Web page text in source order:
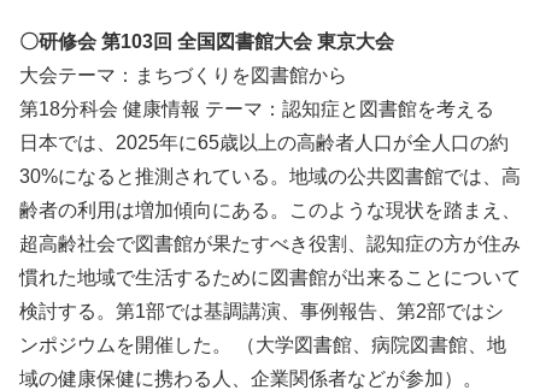
〇研修会 第103回 全国図書館大会 東京大会
大会テーマ：まちづくりを図書館から
第18分科会 健康情報 テーマ：認知症と図書館を考える
日本では、2025年に65歳以上の高齢者人口が全人口の約
30%になると推測されている。地域の公共図書館では、高
齢者の利用は増加傾向にある。このような現状を踏まえ、
超高齢社会で図書館が果たすべき役割、認知症の方が住み
慣れた地域で生活するために図書館が出来ることについて
検討する。第1部では基調講演、事例報告、第2部ではシ
ンポジウムを開催した。 （大学図書館、病院図書館、地
域の健康保健に携わる人、企業関係者などが参加）。